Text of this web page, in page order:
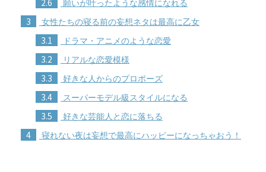
願いが叶ったような感情になれる
3 女性たちの寝る前の妄想ネタは最高に乙女
3.1 ドラマ・アニメのような恋愛
3.2 リアルな恋愛模様
3.3 好きな人からのプロポーズ
3.4 スーパーモデル級スタイルになる
3.5 好きな芸能人と恋に落ちる
4 寝れない夜は妄想で最高にハッピーになっちゃおう！